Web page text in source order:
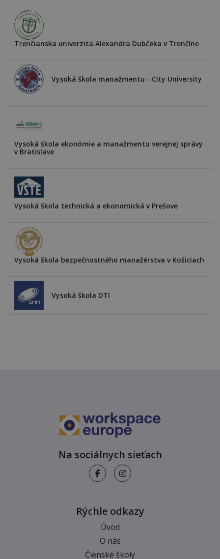
Trenčianska univerzita Alexandra Dubčeka v Trenčíne
Vysoká škola manažmentu - City University
Vysoká škola ekonómie a manažmentu verejnej správy
v Bratislave
Vysoká škola technická a ekonomická v Prešove
Vysoká škola bezpečnostného manažérstva v Košiciach
Vysoká škola DTI
Na sociálnych sieťach
Rýchle odkazy
Úvod
O nás
Členské školy